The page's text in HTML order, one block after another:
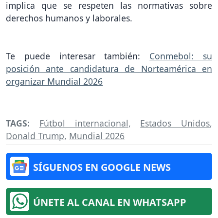
implica que se respeten las normativas sobre
derechos humanos y laborales.
Te puede interesar también: Conmebol: su
posición ante candidatura de Norteamérica en
organizar Mundial 2026
TAGS: Fútbol internacional, Estados Unidos,
Donald Trump, Mundial 2026
SÍGUENOS EN GOOGLE NEWS
ÚNETE AL CANAL EN WHATSAPP